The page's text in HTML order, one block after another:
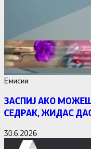
Емисии
ЗАСПИЈ АКО
СЕДРАК, ЖИДАС
30.6.2026